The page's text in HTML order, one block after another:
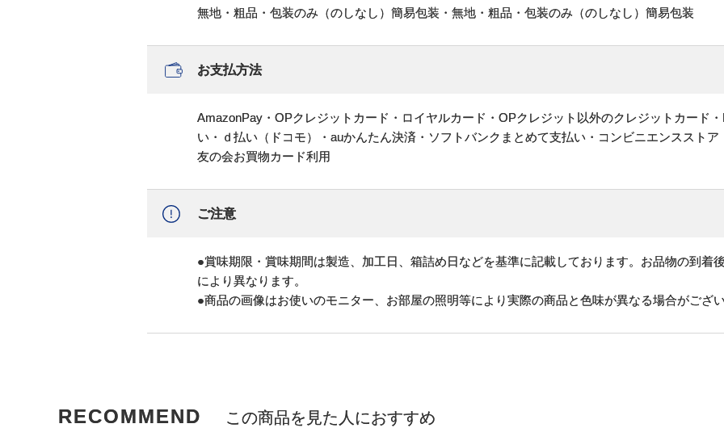
無地・粗品・包装のみ（のしなし）簡易包装・無地・粗品・包装のみ（のしなし）簡易包装
お支払方法
AmazonPay・OPクレジットカード・ロイヤルカード・OPクレジット以外のクレジットカード
い・ｄ払い（ドコモ）・auかんたん決済・ソフトバンクまとめて支払い・コンビニエンススト
友の会お買物カード利用
ご注意
●賞味期限・賞味期間は製造、加工日、箱詰め日などを基準に記載しております。お品物の到着
により異なります。
●商品の画像はお使いのモニター、お部屋の照明等により実際の商品と色味が異なる場合がござ
RECOMMEND この商品を見た人におすすめ